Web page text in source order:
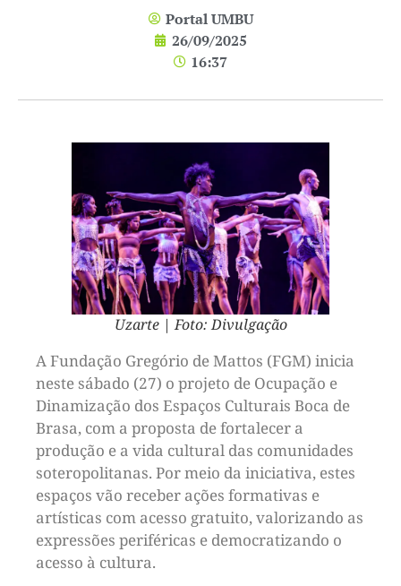
Portal UMBU
26/09/2025
16:37
Uzarte | Foto: Divulgação
A Fundação Gregório de Mattos (FGM) inicia
neste sábado (27) o projeto de Ocupação e
Dinamização dos Espaços Culturais Boca de
Brasa, com a proposta de fortalecer a
produção e a vida cultural das comunidades
soteropolitanas. Por meio da iniciativa, estes
espaços vão receber ações formativas e
artísticas com acesso gratuito, valorizando as
expressões periféricas e democratizando o
acesso à cultura.